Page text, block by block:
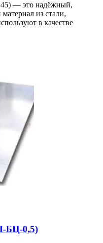
— это надёжный,
из стали,
в качестве
БЦ-0,5)